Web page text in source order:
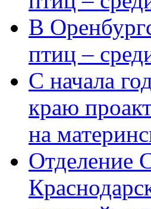
В
птиц –
С начала
краю
на
Отделение